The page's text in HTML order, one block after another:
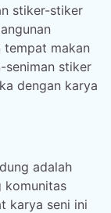
stiker-stiker
tempat makan
seniman stiker
dengan karya
adalah
komunitas
karya seni ini